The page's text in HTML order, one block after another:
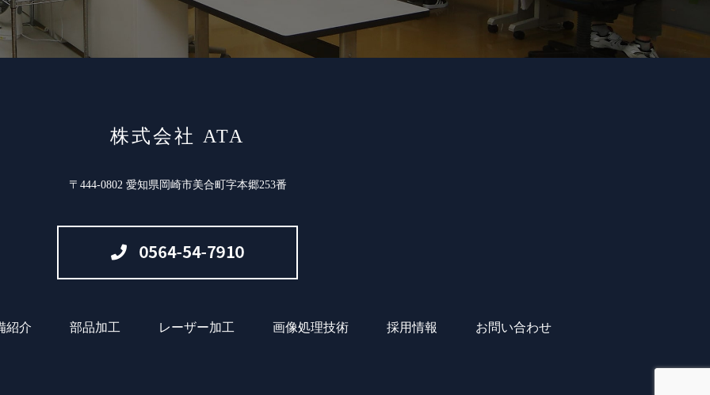
株式会社 ATA
〒444-0802 愛知県岡崎市美合町字本郷253番
紹介 部品加工 レーザー加工 画像処理技術 採用情報 お問い合わせ